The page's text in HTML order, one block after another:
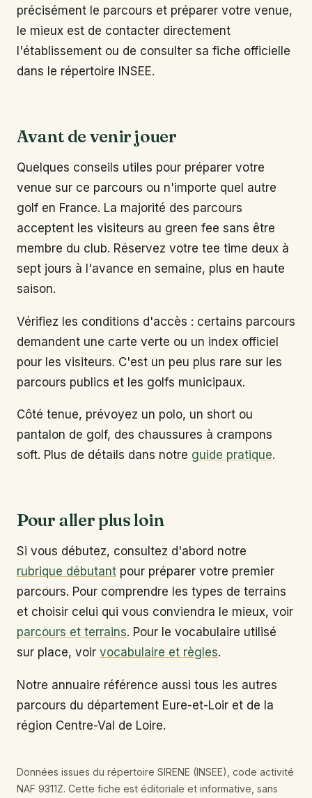
précisément le parcours et préparer votre venue,
le mieux est de contacter directement
l'établissement ou de consulter sa fiche officielle
dans le répertoire INSEE.
Avant de venir jouer
Quelques conseils utiles pour préparer votre
venue sur ce parcours ou n'importe quel autre
golf en France. La majorité des parcours
acceptent les visiteurs au green fee sans être
membre du club. Réservez votre tee time deux à
sept jours à l'avance en semaine, plus en haute
saison.
Vérifiez les conditions d'accès : certains parcours
demandent une carte verte ou un index officiel
pour les visiteurs. C'est un peu plus rare sur les
parcours publics et les golfs municipaux.
Côté tenue, prévoyez un polo, un short ou
pantalon de golf, des chaussures à crampons
soft. Plus de détails dans notre guide pratique.
Pour aller plus loin
Si vous débutez, consultez d'abord notre
rubrique débutant pour préparer votre premier
parcours. Pour comprendre les types de terrains
et choisir celui qui vous conviendra le mieux, voir
parcours et terrains. Pour le vocabulaire utilisé
sur place, voir vocabulaire et règles.
Notre annuaire référence aussi tous les autres
parcours du département Eure-et-Loir et de la
région Centre-Val de Loire.
Données issues du répertoire SIRENE (INSEE), code activité
NAF 9311Z. Cette fiche est éditoriale et informative, sans